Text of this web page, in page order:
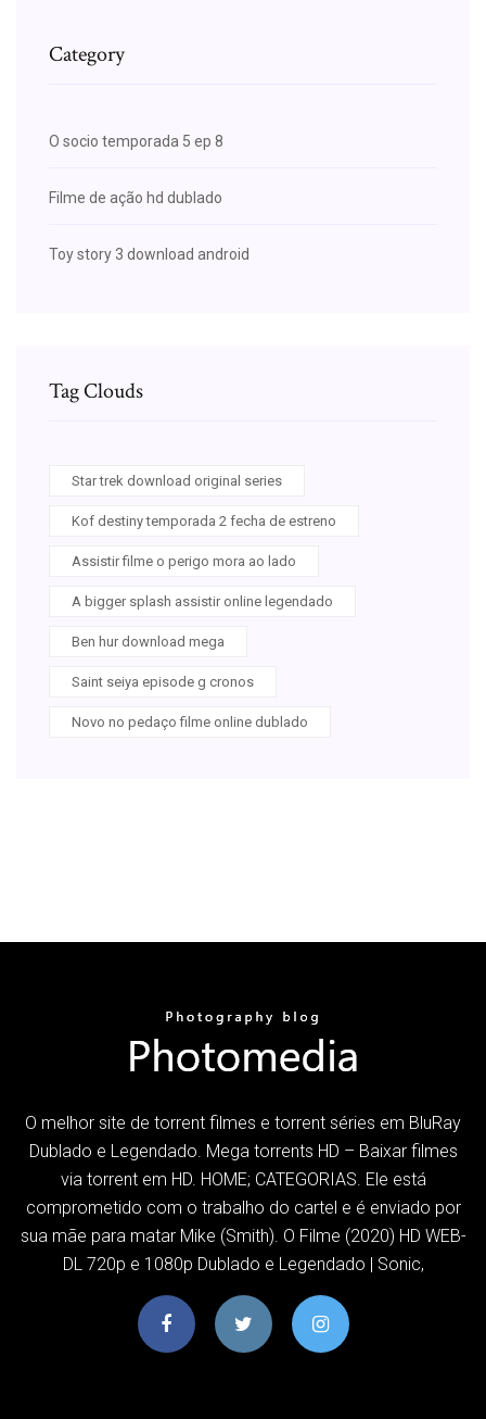
Category
O socio temporada 5 ep 8
Filme de ação hd dublado
Toy story 3 download android
Tag Clouds
Star trek download original series
Kof destiny temporada 2 fecha de estreno
Assistir filme o perigo mora ao lado
A bigger splash assistir online legendado
Ben hur download mega
Saint seiya episode g cronos
Novo no pedaço filme online dublado
O melhor site de torrent filmes e torrent séries em BluRay
Dublado e Legendado. Mega torrents HD – Baixar filmes
via torrent em HD. HOME; CATEGORIAS. Ele está
comprometido com o trabalho do cartel e é enviado por
sua mãe para matar Mike (Smith). O Filme (2020) HD WEB-
DL 720p e 1080p Dublado e Legendado | Sonic,